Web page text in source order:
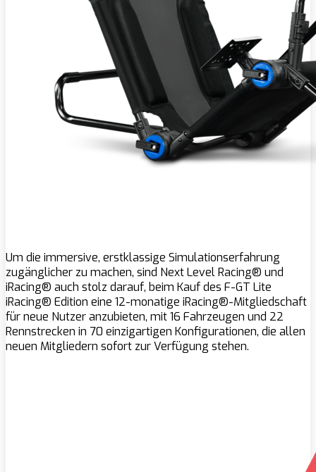
Um die immersive, erstklassige Simulationserfahrung
zugänglicher zu machen, sind Next Level Racing® und
iRacing® auch stolz darauf, beim Kauf des F-GT Lite
iRacing® Edition eine 12-monatige iRacing®-Mitgliedschaft
für neue Nutzer anzubieten, mit 16 Fahrzeugen und 22
Rennstrecken in 70 einzigartigen Konfigurationen, die allen
neuen Mitgliedern sofort zur Verfügung stehen.